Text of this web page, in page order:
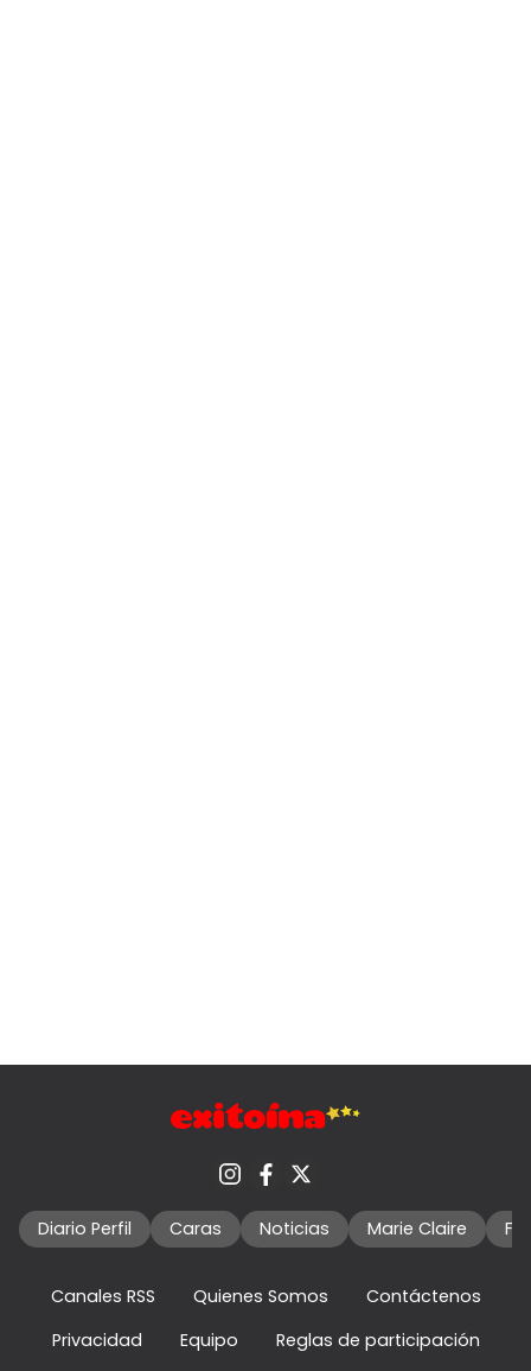
Diario Perfil Caras Noticias Marie Claire
Canales RSS Quienes Somos
Contáctenos
Privacidad
Equipo Reglas de participación